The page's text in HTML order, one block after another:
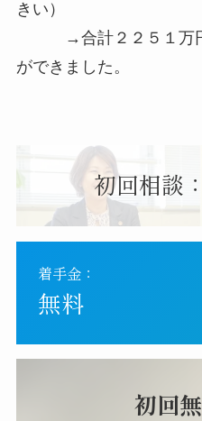
きい）
→合計２２５１万円
ができました。
初回相談
着手金：
無料
初回